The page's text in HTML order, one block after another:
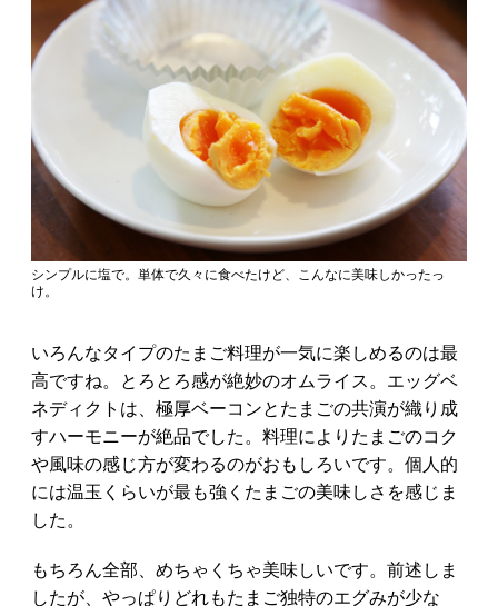
シンプルに塩で。単体で久々に食べたけど、こんなに美味しかったっ
け。
いろんなタイプのたまご料理が一気に楽しめるのは最
高ですね。とろとろ感が絶妙のオムライス。エッグベ
ネディクトは、極厚ベーコンとたまごの共演が織り成
すハーモニーが絶品でした。料理によりたまごのコク
や風味の感じ方が変わるのがおもしろいです。個人的
には温玉くらいが最も強くたまごの美味しさを感じま
した。
もちろん全部、めちゃくちゃ美味しいです。前述しま
したが、やっぱりどれもたまご独特のエグみが少な